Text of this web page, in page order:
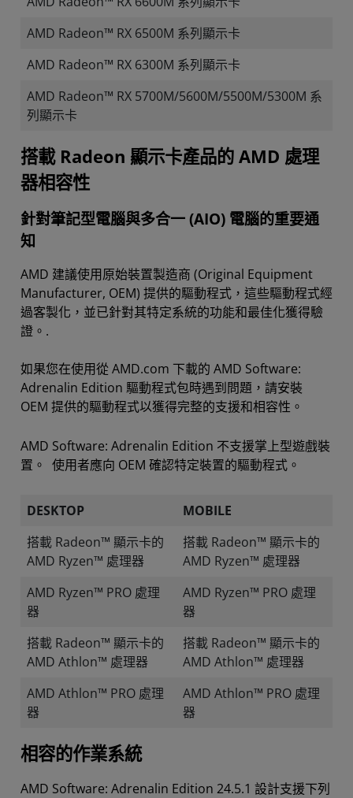
AMD Radeon™ RX 6500M 系列顯示卡
AMD Radeon™ RX 6300M 系列顯示卡
AMD Radeon™ RX 5700M/5600M/5500M/5300M 系
列顯示卡
​​​​搭載 Radeon 顯示卡產品的 AMD 處理
器相容性
針對筆記型電腦與多合一 (AIO) 電腦的重要通
知
AMD 建議使用原始裝置製造商 (Original Equipment
Manufacturer, OEM) 提供的驅動程式，這些驅動程式經
過客製化，並已針對其特定系統的功能和最佳化獲得驗
證。.
如果您在使用從 AMD.com 下載的 AMD Software:
Adrenalin Edition 驅動程式包時遇到問題，請安裝
OEM 提供的驅動程式以獲得完整的支援和相容性。
AMD Software: Adrenalin Edition 不支援掌上型遊戲裝
置。 使用者應向 OEM 確認特定裝置的驅動程式。
DESKTOP
MOBILE
搭載 Radeon™ 顯示卡的
AMD Ryzen™ 處理器
搭載 Radeon™ 顯示卡的
AMD Ryzen™ 處理器
AMD Ryzen™ PRO 處理
器
AMD Ryzen™ PRO 處理
器
搭載 Radeon™ 顯示卡的
AMD Athlon™ 處理器
搭載 Radeon™ 顯示卡的
AMD Athlon™ 處理器
AMD Athlon™ PRO 處理
器
AMD Athlon™ PRO 處理
器
相容的作業系統
AMD Software: Adrenalin Edition 24.5.1 設計支援下列